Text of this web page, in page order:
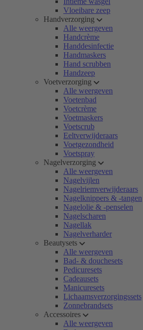
Vloeibare zeep
Handverzorging
Alle weergeven
Handcrème
Handdesinfectie
Handmaskers
Hand scrubben
Handzeep
Voetverzorging
Alle weergeven
Voetenbad
Voetcrème
Voetmaskers
Voetscrub
Eeltverwijderaars
Voetgezondheid
Voetspray
Nagelverzorging
Alle weergeven
Nagelvijlen
Nagelriemverwijderaars
Nagelknippers & -tangen
Nagelolie & -penselen
Nagelscharen
Nagellak
Nagelverharder
Beautysets
Alle weergeven
Bad- & douchesets
Pedicuresets
Cadeausets
Manicuresets
Lichaamsverzorgingssets
Zonnebrandsets
Accessoires
Alle weergeven